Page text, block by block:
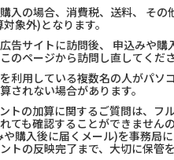
入の場合、消費税、送料、 そ
象外)となります。
告サイトに訪問後、 申込みや
のページから訪問し直してくださ
利用している複数名の人がパ
されない場合があります。
トの加算に関するご質問は、フ
ても確認することができませ
購入後に届くメール)を事務局
トの反映完了まで、大切に保管